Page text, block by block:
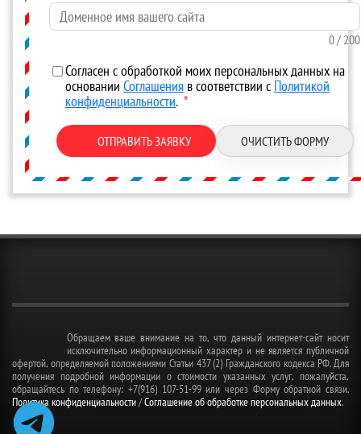
Доменное имя вашего сайта
0/ 200
Согласен с обработкой моих персональных данных на
основании Соглашения в соответствии с Политикой
конфиденциальности. *
ОТПРАВИТЬ ЗАЯВКУ ОЧИСТИТЬ ФОРМУ
Обращаем ваше внимание на то, что данный интернет-сайт носит
исключительно информационный характер и не является публичной
офертой, определяемой положениями Статьи 437 (2) Гражданского кодекса РФ. Для
получения подробной информации о стоимости указанных услуг, пожалуйста,
обращайтесь по телефону: +7(916) 107-51-99 или через Форму обратной связи.
Политика конфиденциальности/Соглашение об обработке персональных данных.